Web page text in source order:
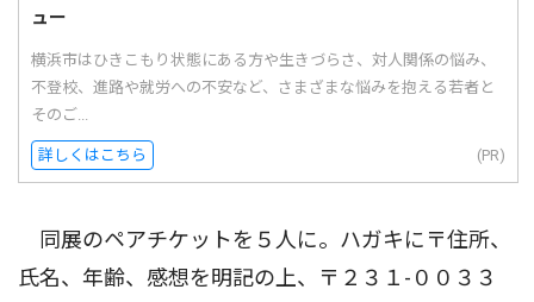
ュー
横浜市はひきこもり状態にある方や生きづらさ、対人関係の悩み、
不登校、進路や就労への不安など、さまざまな悩みを抱える若者と
そのご...
詳しくはこちら (PR)
同展のペアチケットを５人に。ハガキに〒住所、
氏名、年齢、感想を明記の上、〒２３１-００３３